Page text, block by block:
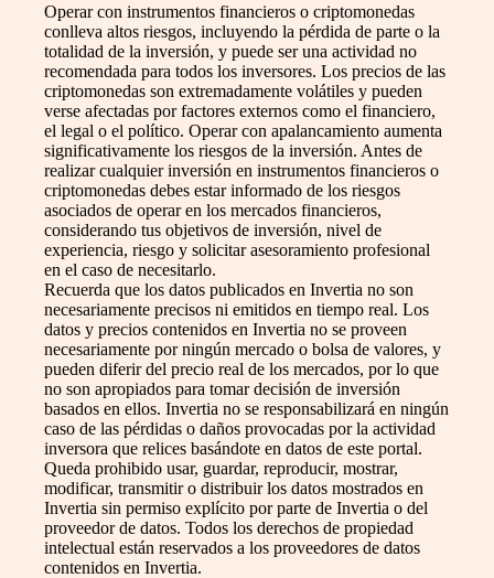
Operar con instrumentos financieros o criptomonedas
conlleva altos riesgos, incluyendo la pérdida de parte o la
totalidad de la inversión, y puede ser una actividad no
recomendada para todos los inversores. Los precios de las
criptomonedas son extremadamente volátiles y pueden
verse afectadas por factores externos como el financiero,
el legal o el político. Operar con apalancamiento aumenta
significativamente los riesgos de la inversión. Antes de
realizar cualquier inversión en instrumentos financieros o
criptomonedas debes estar informado de los riesgos
asociados de operar en los mercados financieros,
considerando tus objetivos de inversión, nivel de
experiencia, riesgo y solicitar asesoramiento profesional
en el caso de necesitarlo.
Recuerda que los datos publicados en Invertia no son
necesariamente precisos ni emitidos en tiempo real. Los
datos y precios contenidos en Invertia no se proveen
necesariamente por ningún mercado o bolsa de valores, y
pueden diferir del precio real de los mercados, por lo que
no son apropiados para tomar decisión de inversión
basados en ellos. Invertia no se responsabilizará en ningún
caso de las pérdidas o daños provocadas por la actividad
inversora que relices basándote en datos de este portal.
Queda prohibido usar, guardar, reproducir, mostrar,
modificar, transmitir o distribuir los datos mostrados en
Invertia sin permiso explícito por parte de Invertia o del
proveedor de datos. Todos los derechos de propiedad
intelectual están reservados a los proveedores de datos
contenidos en Invertia.